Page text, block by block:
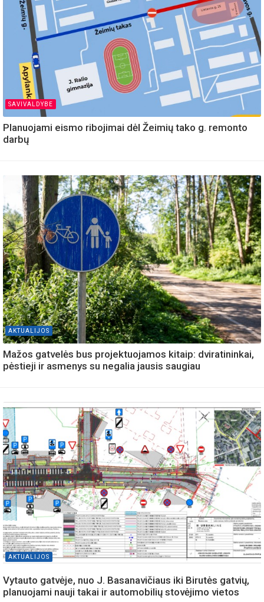
SAVIVALDYBE
Planuojami eismo ribojimai dėl Žeimių tako g. remonto
darbų
AKTUALIJOS
Mažos gatvelės bus projektuojamos kitaip: dviratininkai,
pėstieji ir asmenys su negalia jausis saugiau
AKTUALIJOS
Vytauto gatvėje, nuo J. Basanavičiaus iki Birutės gatvių,
planuojami nauji takai ir automobilių stovėjimo vietos